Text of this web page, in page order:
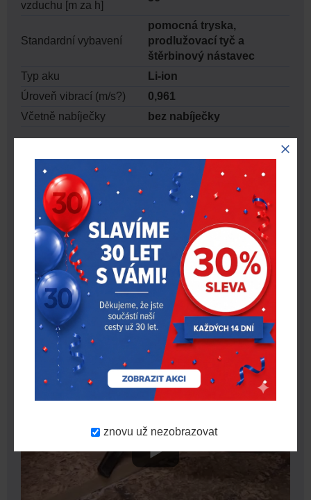
znovu už nezobrazovat
vzduchu [m za h]
Standardní vybavení
pomocná tryska,
prodlužovací tyč a
štěrbinový nástavec
Typ aku
Li-ion
Úroveň vibrací (m/s?)
0,961
Včetně nabíječky
bez nabíječky
Název souboru Stáhnout
Produktový list Milwaukee M12 HV -
vysavač
Milwaukee news – březen 2026 až
červenec 2026
VIDEO